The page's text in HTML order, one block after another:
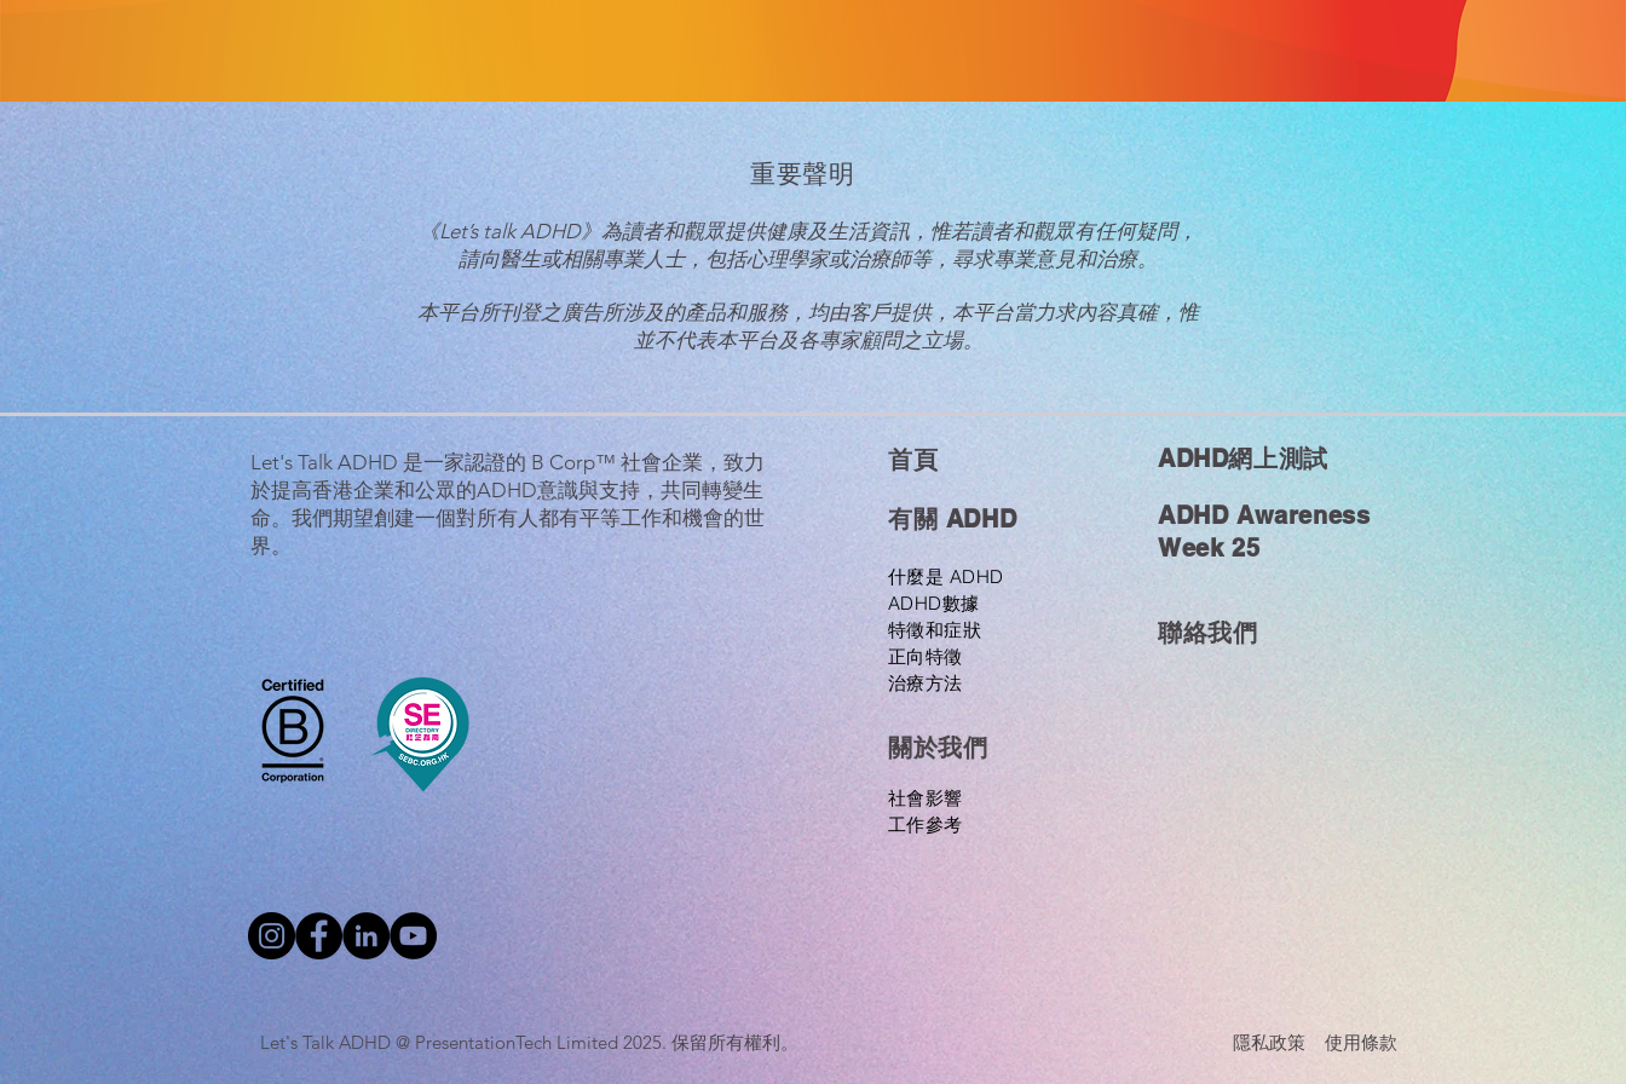
重要聲明
《Let’s talk ADHD》為讀者和觀眾提供健康及生活資訊，惟若讀者和觀眾有任何疑問，
請向醫生或相關專業人士， 包括心理學家或治療師等，尋求專業意見和治療。
本平台所刊登之廣告所涉及的產品和服務，均由客戶提供，本平台當力求內容真確，惟
並不代表本平台及各專家顧問之立場。
Let's Talk ADHD 是一家認證的 B Corp™ 社會企業，致力
於提高香港企業和公眾的ADHD意識與支持，共同轉變生
命。 我們期望創建一個對所有人都有平等工作和機會的世
界。
首​頁
有關 ADHD
什麼是 ADHD
ADHD數據
特徵和症狀
正向特徵
治療方法
關於我們
​社會影響
工作參考
ADHD網上測試
ADHD Awareness
Week 25
聯絡我們
Let's Talk ADHD @ PresentationTech Limited 2025. 保留所有權利。 隱私政策 使用條款